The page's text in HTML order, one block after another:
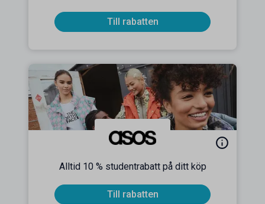
Till rabatten
Alltid 10 % studentrabatt på ditt köp
Till rabatten